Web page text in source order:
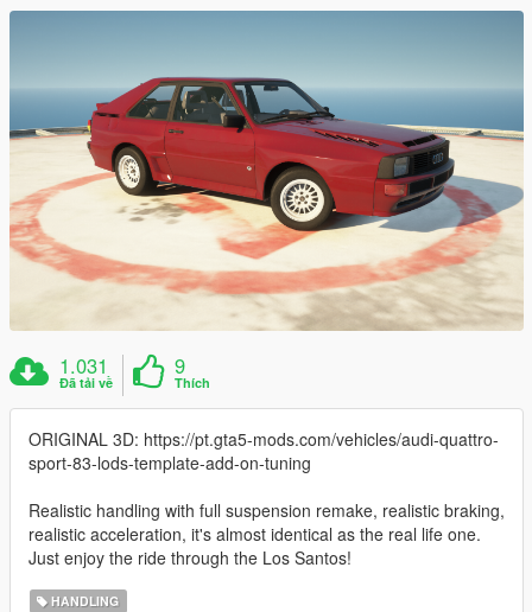
1.031
Đã tải về
9
Thích
ORIGINAL 3D: https://pt.gta5-mods.com/vehicles/audi-quattro-
sport-83-lods-template-add-on-tuning
Realistic handling with full suspension remake, realistic braking,
realistic acceleration, it's almost identical as the real life one.
Just enjoy the ride through the Los Santos!
HANDLING